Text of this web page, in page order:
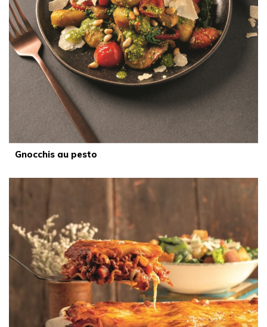
Gnocchis au pesto